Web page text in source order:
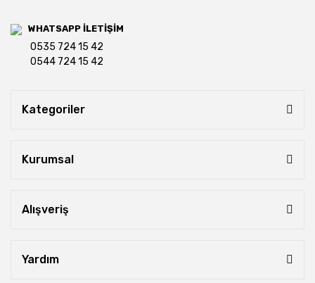
WHATSAPP İLETİŞİM
0535 724 15 42
0544 724 15 42
Kategoriler
Kurumsal
Alışveriş
Yardım